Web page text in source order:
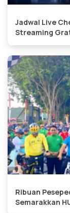
Jadwal Live
Streaming
Ribuan
Semarakkan